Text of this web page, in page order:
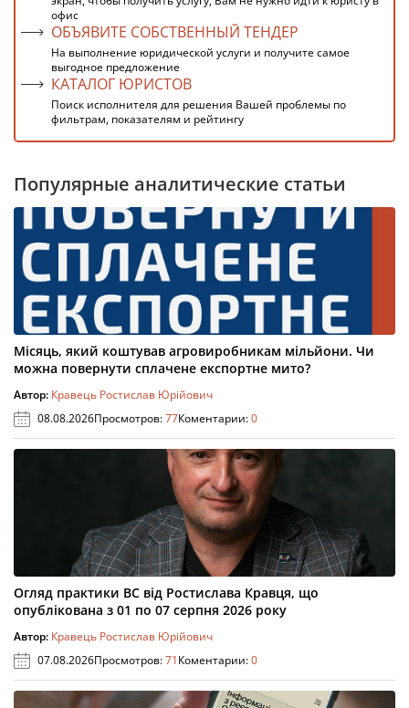
офис
ОБЪЯВИТЕ СОБСТВЕННЫЙ ТЕНДЕР
На выполнение юридической услуги и получите самое
выгодное предложение
КАТАЛОГ ЮРИСТОВ
Поиск исполнителя для решения Вашей проблемы по
фильтрам, показателям и рейтингу
Популярные аналитические статьи
Місяць, який коштував агровиробникам мільйони. Чи
можна повернути сплачене експортне мито?
Автор: Кравець Ростислав Юрійович
08.08.2026Просмотров:77Коментарии:0
Огляд практики ВС від Ростислава Кравця, що
опублікована з 01 по 07 серпня 2026 року
Автор: Кравець Ростислав Юрійович
07.08.2026Просмотров:71Коментарии:0